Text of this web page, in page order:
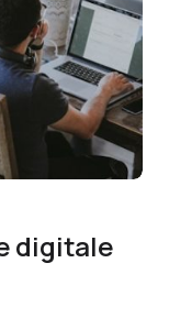
digitale